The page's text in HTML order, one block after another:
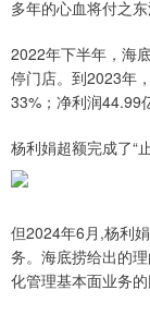
多年的心血将付之东
2022年下半年，海
停门店。到2023年
33%；净利润44.99
杨利娟超额完成了“
但2024年6月,杨利
务。海底捞给出的
化管理基本面业务